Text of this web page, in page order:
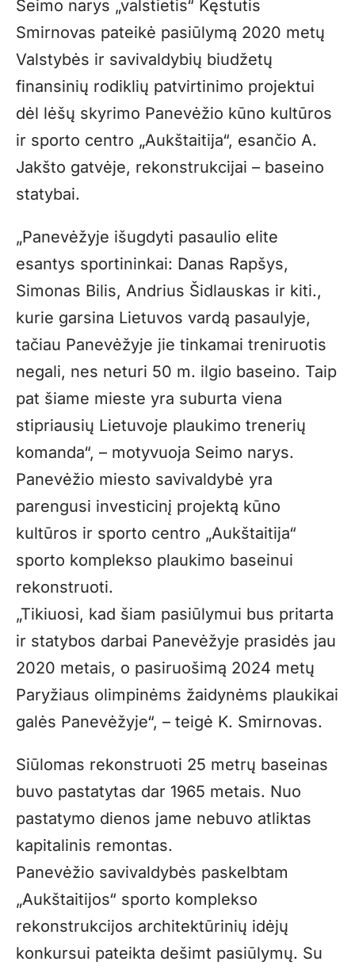
Seimo narys „valstietis“ Kęstutis
Smirnovas pateikė pasiūlymą 2020 metų
Valstybės ir savivaldybių biudžetų
finansinių rodiklių patvirtinimo projektui
dėl lėšų skyrimo Panevėžio kūno kultūros
ir sporto centro „Aukštaitija“, esančio A.
Jakšto gatvėje, rekonstrukcijai – baseino
statybai.
„Panevėžyje išugdyti pasaulio elite
esantys sportininkai: Danas Rapšys,
Simonas Bilis, Andrius Šidlauskas ir kiti.,
kurie garsina Lietuvos vardą pasaulyje,
tačiau Panevėžyje jie tinkamai treniruotis
negali, nes neturi 50 m. ilgio baseino. Taip
pat šiame mieste yra suburta viena
stipriausių Lietuvoje plaukimo trenerių
komanda“, – motyvuoja Seimo narys.
Panevėžio miesto savivaldybė yra
parengusi investicinį projektą kūno
kultūros ir sporto centro „Aukštaitija“
sporto komplekso plaukimo baseinui
rekonstruoti.
„Tikiuosi, kad šiam pasiūlymui bus pritarta
ir statybos darbai Panevėžyje prasidės jau
2020 metais, o pasiruošimą 2024 metų
Paryžiaus olimpinėms žaidynėms plaukikai
galės Panevėžyje“, – teigė K. Smirnovas.
Siūlomas rekonstruoti 25 metrų baseinas
buvo pastatytas dar 1965 metais. Nuo
pastatymo dienos jame nebuvo atliktas
kapitalinis remontas.
Panevėžio savivaldybės paskelbtam
„Aukštaitijos“ sporto komplekso
rekonstrukcijos architektūrinių idėjų
konkursui pateikta dešimt pasiūlymų. Su